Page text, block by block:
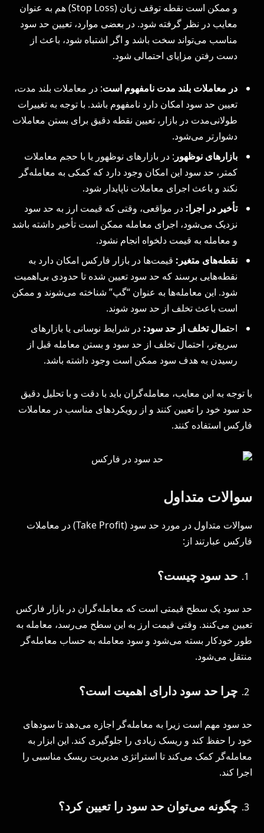
و ممکن است نقطه توقف زیان (Stop Loss) هم به عنوان
معایب در نظر گرفته شود. در بعضی موارد، تعیین حد سود
مناسب می‌تواند سخت باشد و اگر اشتباه شود، باعث از
دست رفتن مزایای احتمالی شود.
در معاملات بلند مدت نامفهوم است: در معاملات بلند مدت،
تعیین حد سود امکان دارد نامفهوم باشد. با توجه به تغییرات
طولانی‌مدت در بازار، تعیین نقطه دقیق برای بستن معاملات
دشوارتر می‌شود.
بازارهای نوظهور : در بازارهای نوظهور یا با حجم معاملات
کمتر، حد سود این امکان وجود دارد که کمکی به معامله‌گر
نکند و باعث اجرای معاملات ناپایدار شود.
تأخیر در اجرا: در مواقعی، وقتی که قیمت ارز به حد سود
نزدیک می‌شود، اجرای معامله ممکن است تأخیر داشته باشد
و معامله به قیمت دلخواه انجام نشود.
نقطه‌های متغیر: قیمت‌ها در بازار فارکس امکان دارد به
نقطه‌هایی برسند که حد سود تعیین شده تا حدودی بی‌اهمیت
شود. این معامله‌ها به عنوان “گپ” شناخته می‌شوند و ممکن
است باعث تخلف از حد سود شوند.
احتمال تخلف از حد سود: در شرایط نوسانی یا بازارهای
سریع‌تر، احتمال تخلف از حد سود و بستن معامله قبل از
رسیدن به هدف سود ممکن است وجود داشته باشد.
با توجه به این معایب، معامله‌گران باید با دقت و با تحلیل دقیق
حد سود خود را تعیین کنند و از رویکردهای مناسب در معاملات
فارکس استفاده کنند.
سوالات متداول
سوالات متداول در مورد حد سود (Take Profit) در معاملات
فارکس عبارتند از:
حد سود چیست؟
حد سود یک سطح قیمتی است که معامله‌گران در بازار فارکس
تعیین می‌کنند. وقتی قیمت ارز به این سطح می‌رسد، معامله به
طور خودکار بسته می‌شود و سود معامله به حساب معامله‌گر
منتقل می‌شود.
چرا حد سود دارای اهمیت است؟
حد سود مهم است زیرا به معامله‌گر اجازه می‌دهد تا سودهای
خود را حفظ کند و ریسک زیادی را جلوگیری کند. این ابزار به
معامله‌گر کمک می‌کند تا استراتژی مدیریت ریسک مناسبی را
اجرا کند.
چگونه می‌توان حد سود را تعیین کرد؟